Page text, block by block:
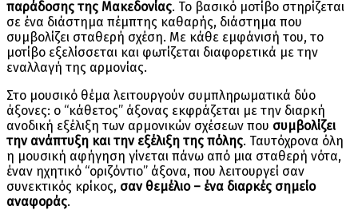
παράδοσης της Μακεδονίας. Το βασικό μοτίβο στηρίζεται
σε ένα διάστημα πέμπτης καθαρής, διάστημα που
συμβολίζει σταθερή σχέση. Με κάθε εμφάνισή του, το
μοτίβο εξελίσσεται και φωτίζεται διαφορετικά με την
εναλλαγή της αρμονίας.
Στο μουσικό θέμα λειτουργούν συμπληρωματικά δύο
άξονες: ο “κάθετος” άξονας εκφράζεται με την διαρκή
ανοδική εξέλιξη των αρμονικών σχέσεων που συμβολίζει
την ανάπτυξη και την εξέλιξη της πόλης. Ταυτόχρονα όλη
η μουσική αφήγηση γίνεται πάνω από μια σταθερή νότα,
έναν ηχητικό “οριζόντιο” άξονα, που λειτουργεί σαν
συνεκτικός κρίκος, σαν θεμέλιο – ένα διαρκές σημείο
αναφοράς.